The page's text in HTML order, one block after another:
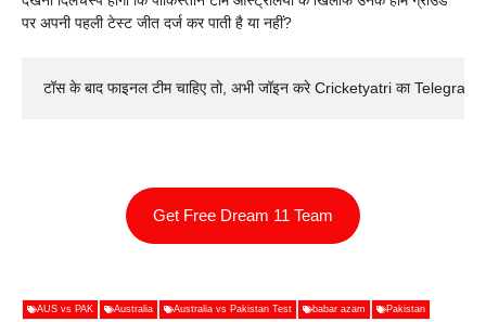
पर अपनी पहली टेस्ट जीत दर्ज कर पाती है या नहीं?
टॉस के बाद फाइनल टीम चाहिए तो, अभी जॉइन करे Cricketyatri का
Get Free Dream 11 Team
AUS vs PAK Australia Australia vs Pakistan Test babar azam Pakistan